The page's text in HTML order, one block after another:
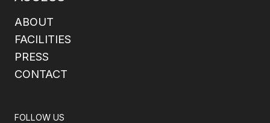
ABOUT
FACILITIES
PRESS
CONTACT
FOLLOW US